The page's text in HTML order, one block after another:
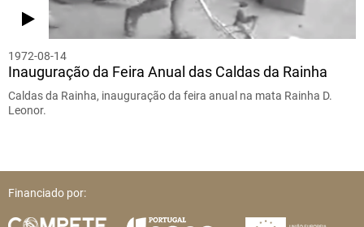
1972-08-14
Inauguração da Feira Anual das Caldas da Rainha
Caldas da Rainha, inauguração da feira anual na mata Rainha D.
Leonor.
Financiado por: